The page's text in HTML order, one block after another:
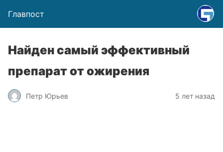
Главпост
Найден самый эффективный
препарат от ожирения
Петр Юрьев 5 лет назад